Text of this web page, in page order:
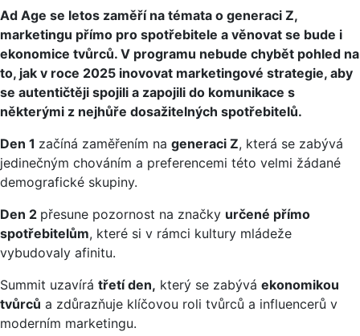
Ad Age se letos zaměří na témata o generaci Z,
marketingu přímo pro spotřebitele a věnovat se bude i
ekonomice tvůrců. V programu nebude chybět pohled na
to, jak v roce 2025 inovovat marketingové strategie, aby
se autentičtěji spojili a zapojili do komunikace s
některými z nejhůře dosažitelných spotřebitelů.
Den 1 začíná zaměřením na generaci Z, která se zabývá
jedinečným chováním a preferencemi této velmi žádané
demografické skupiny.
Den 2 přesune pozornost na značky určené přímo
spotřebitelům, které si v rámci kultury mládeže
vybudovaly afinitu.
Summit uzavírá třetí den, který se zabývá ekonomikou
tvůrců a zdůrazňuje klíčovou roli tvůrců a influencerů v
moderním marketingu.